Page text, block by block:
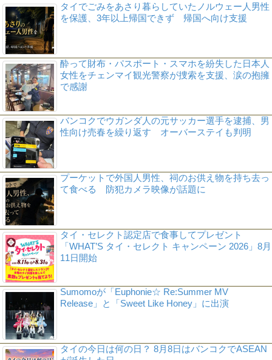
タイでごみをあさり暮らしていたノルウェー人男性
を保護、3年以上帰国できず 帰国へ向け支援
酔って財布・パスポート・スマホを紛失した日本人
女性をチェンマイ観光警察が捜索を支援、涙の抱擁
で感謝
バンコクでウガンダ人の元サッカー選手を逮捕、男
性向け売春を繰り返す オーバーステイも判明
プーケットで外国人男性、祠のお供え物を持ち去っ
て食べる 防犯カメラ映像が話題に
タイ・セレクト認定店で食事してプレゼント
「WHAT’S タイ・セレクト キャンペーン 2026」8月
11日開始
Sumomoが「Euphonie☆ Re:Summer MV
Release」と「Sweet Like Honey」に出演
タイの今日は何の日？ 8月8日はバンコクでASEAN